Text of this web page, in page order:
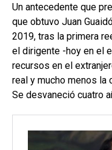
Un antecedente que
que obtuvo Juan
2019, tras la primera
el dirigente -hoy en el
recursos en el
real y mucho menos la
Se desvaneció cuatro